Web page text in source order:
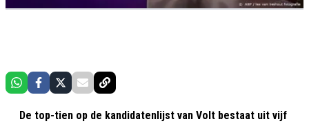
De top-tien op de kandidatenlijst van Volt bestaat uit vijf